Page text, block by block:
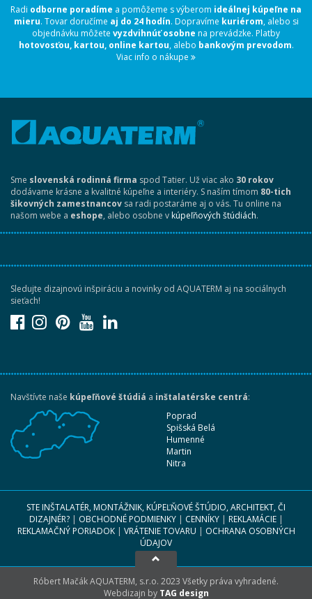
Radi odborne poradíme a pomôžeme s výberom ideálnej kúpeľne na
mieru. Tovar doručíme aj do 24 hodín. Dopravíme kuriérom, alebo si
objednávku môžete vyzdvihnúť osobne na prevádzke. Platby
hotovosťou, kartou, online kartou, alebo bankovým prevodom.
Viac info o nákupe
Sme slovenská rodinná firma spod Tatier. Už viac ako 30 rokov
dodávame krásne a kvalitné kúpeľne a interiéry. S naším tímom 80-tich
šikovných zamestnancov sa radi postaráme aj o vás. Tu online na
našom webe a eshope, alebo osobne vkúpeľňových štúdiách.
Sledujte dizajnovú inšpiráciu a novinky od AQUATERM aj na sociálnych
sieťach!
Navštívte naše kúpeľňové štúdiá a inštalatérske centrá:
Poprad
Spišská Belá
Humenné
Martin
Nitra
STE INŠTALATÉR, MONTÁŽNIK, KÚPEĽŇOVÉ ŠTÚDIO, ARCHITEKT, ČI
DIZAJNÉR?| OBCHODNÉ PODMIENKY| CENNÍKY| REKLAMÁCIE|
REKLAMAČNÝ PORIADOK| VRÁTENIE TOVARU | OCHRANA OSOBNÝCH
ÚDAJOV
Róbert Mačák AQUATERM, s.r.o. 2023 Všetky práva vyhradené.
Webdizajn by TAG design